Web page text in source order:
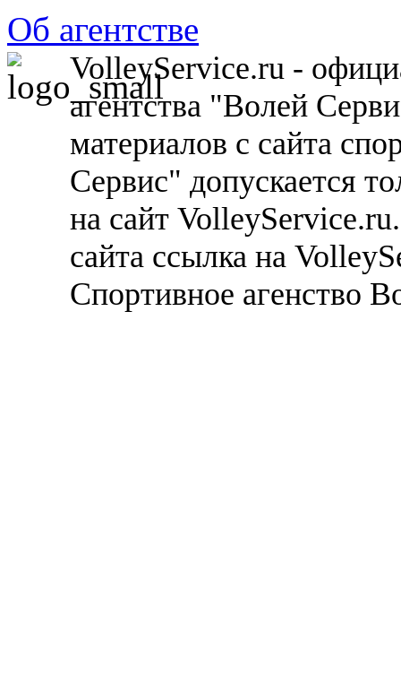
Об агентстве
VolleyService.ru -
агентства "Волей
материалов с сайта
Сервис" допускается
на сайт
сайта ссылка на
Спортивное агенство